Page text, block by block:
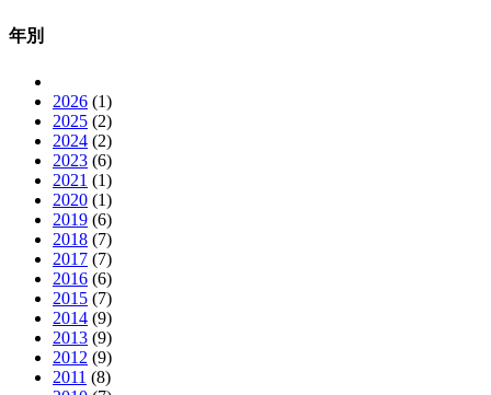
年別
2026 (1)
2025 (2)
2024 (2)
2023 (6)
2021 (1)
2020 (1)
2019 (6)
2018 (7)
2017 (7)
2016 (6)
2015 (7)
2014 (9)
2013 (9)
2012 (9)
2011 (8)